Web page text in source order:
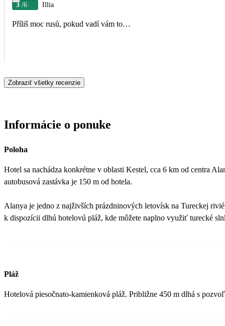
3 /6 Illia
Příliš moc rusů, pokud vadí vám to…
Zobraziť všetky recenzie
Informácie o ponuke
Poloha
Hotel sa nachádza konkrétne v oblasti Kestel, cca 6 km od centra
autobusová zastávka je 150 m od hotela.
Alanya je jedno z najživších prázdninových letovísk na Tureckej
k dispozícii dlhú hotelovú pláž, kde môžete naplno využiť turecké
Pláž
Hotelová piesočnato-kamienková pláž. Približne 450 m dlhá s